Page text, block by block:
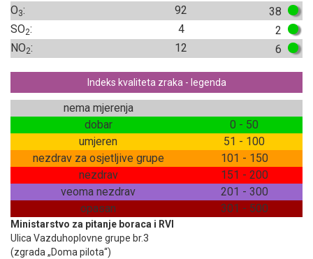
O3: 92
38
SO2: 4
2
NO2: 12 6
Indeks kvaliteta zraka - legenda
nema mjerenja
dobar
0 - 50
umjeren
51 - 100
nezdrav za osjetljive grupe
101 - 150
nezdrav
151 - 200
veoma nezdrav
201 - 300
opasan
301 - 500
Ministarstvo za pitanje boraca i RVI
Ulica Vazduhoplovne grupe br.3
(zgrada „Doma pilota“)